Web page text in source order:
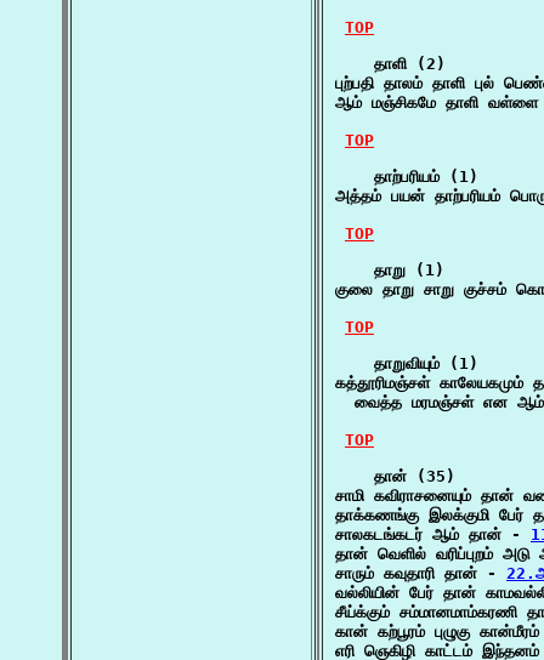
TOP
    தாளி (2)
புற்பதி தாலம் தாளி புல்
ஆம் மஞ்சிகமே தாளி
TOP
    தாற்பரியம் (1)
அத்தம் பயன் தாற்பரியம்
TOP
    தாறு (1)
குலை தாறு சாறு குச்சம்
TOP
    தாறுவியும் (1)
கத்தூரிமஞ்சள் காலேயகமும்
வைத்த மரமஞ்சள் என
TOP
    தான் (35)
சாமி கவிராசனையும் தான்
தாக்கணங்கு இலக்குமி
சாலகடங்கடர் ஆம் தான் -
தான் வெளில் வரிப்புறம்
சாரும் கவுதாரி தான் -
வல்லியின் பேர் தான்
சீய்க்கும் சம்மானமாம்கரணி
கான் கற்பூரம் புழுகு
எரி ஞெகிழி காட்டம்